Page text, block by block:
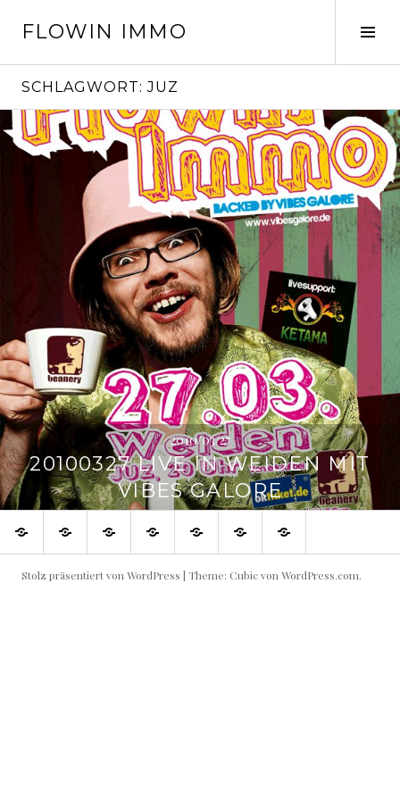
zumFLOWIN IMMO
SCHLAGWORT:JUZ
2010/03/27
20100327 LIVE IN WEIDEN MIT
VIBES GALORE
SHOP Blog Flowin
IMMO
Live
Shows
Produktive
Partner
Links Impressum
Stolz präsentiert von WordPress | Theme: Cubic von WordPress.com.